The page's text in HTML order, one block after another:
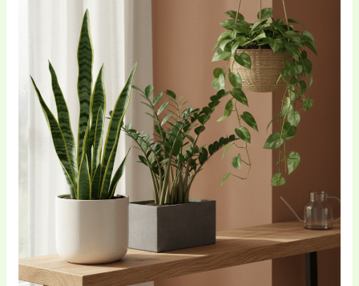
Naturelle
chez
vous
(Guide
Culture)